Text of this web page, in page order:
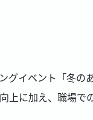
イベント「冬の
に加え、職場で